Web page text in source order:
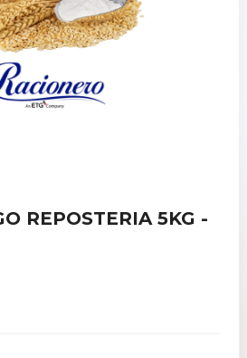
REPOSTERIA 5KG -